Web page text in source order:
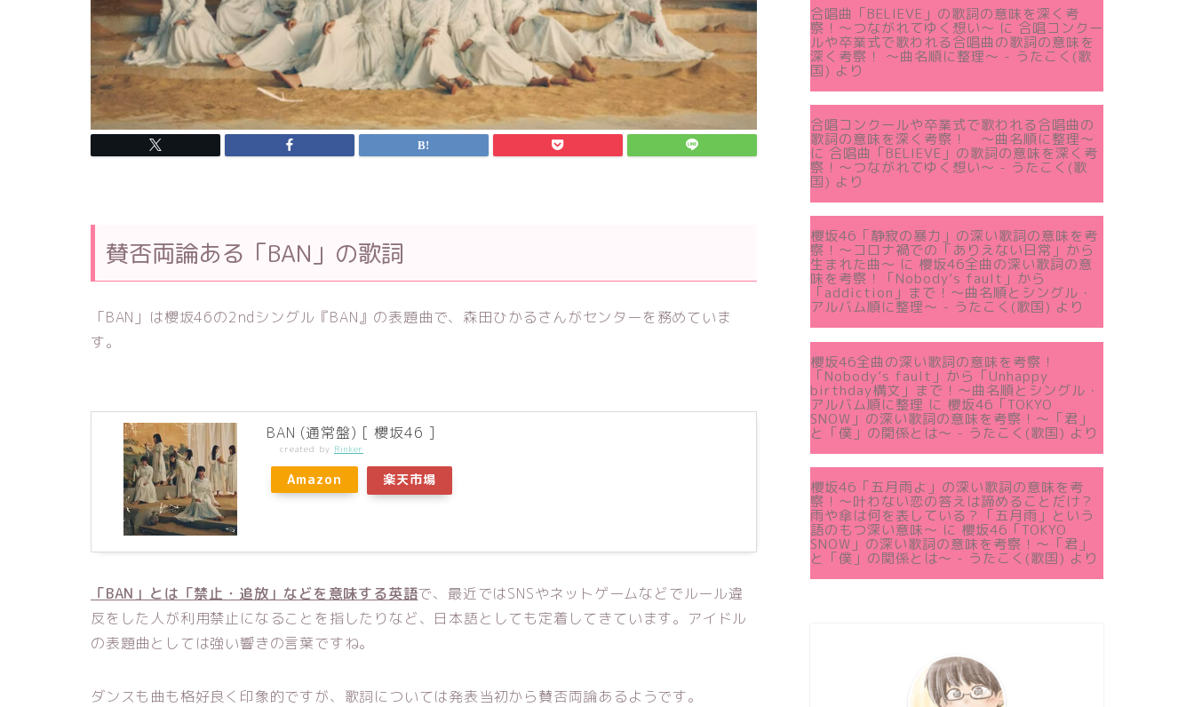
賛否両論ある「BAN」の歌詞
「BAN」は櫻坂46の2ndシングル『BAN』の表題曲で、森田ひかるさんがセンターを務めていま
す。
BAN (通常盤) [ 櫻坂46 ]
created by Rinker
Amazon 楽天市場
「BAN」とは「禁止・追放」などを意味する英語で、最近ではSNSやネットゲームなどでルール違
反をした人が利用禁止になることを指したりなど、日本語としても定着してきています。アイドル
の表題曲としては強い響きの言葉ですね。
ダンスも曲も格好良く印象的ですが、歌詞については発表当初から賛否両論あるようです。
合唱曲「BELIEVE」の歌詞の意味を深く考
察！〜つながれてゆく想い〜 に 合唱コンクー
ルや卒業式で歌われる合唱曲の歌詞の意味を
深く考察！ 〜曲名順に整理〜 - うたこく(歌
国) より
合唱コンクールや卒業式で歌われる合唱曲の
歌詞の意味を深く考察！ 〜曲名順に整理〜
に 合唱曲「BELIEVE」の歌詞の意味を深く考
察！〜つながれてゆく想い〜 - うたこく(歌
国) より
櫻坂46「静寂の暴力」の深い歌詞の意味を考
察！〜コロナ禍での「ありえない日常」から
生まれた曲～ に 櫻坂46全曲の深い歌詞の意
味を考察！「Nobody’s fault」から
「addiction」まで！〜曲名順とシングル・
アルバム順に整理～ - うたこく(歌国) より
櫻坂46全曲の深い歌詞の意味を考察！
「Nobody’s fault」から「Unhappy
birthday構文」まで！〜曲名順とシングル・
アルバム順に整理 に 櫻坂46「TOKYO
SNOW」の深い歌詞の意味を考察！〜「君」
と「僕」の関係とは～ - うたこく(歌国) より
櫻坂46「五月雨よ」の深い歌詞の意味を考
察！〜叶わない恋の答えは諦めることだけ？
雨や傘は何を表している？「五月雨」という
語のもつ深い意味～ に 櫻坂46「TOKYO
SNOW」の深い歌詞の意味を考察！〜「君」
と「僕」の関係とは～ - うたこく(歌国) より